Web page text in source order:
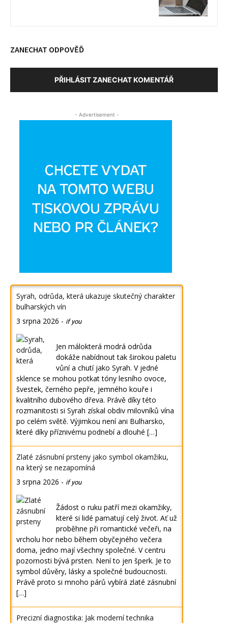
ZANECHAT ODPOVĚĎ
PŘIHLÁSIT ZANECHAT KOMENTÁŘ
- Advertisement -
Syrah, odrůda, která ukazuje skutečný charakter
bulharských vín
3 srpna 2026 - if you
Jen málokterá modrá odrůda
dokáže nabídnout tak širokou paletu
vůní a chutí jako Syrah. V jedné
sklence se mohou potkat tóny lesního ovoce,
švestek, černého pepře, jemného kouře i
kvalitního dubového dřeva. Právě díky této
rozmanitosti si Syrah získal obdiv milovníků vína
po celém světě. Výjimkou není ani Bulharsko,
které díky příznivému podnebí a dlouhé […]
Zlaté zásnubní prsteny jako symbol okamžiku,
na který se nezapomíná
3 srpna 2026 - if you
Žádost o ruku patří mezi okamžiky,
které si lidé pamatují celý život. Ať už
proběhne při romantické večeři, na
vrcholu hor nebo během obyčejného večera
doma, jedno mají všechny společné. V centru
pozornosti bývá prsten. Není to jen šperk. Je to
symbol důvěry, lásky a společné budoucnosti.
Právě proto si mnoho párů vybírá zlaté zásnubní
[…]
Precizní diagnostika: Jak moderní technika